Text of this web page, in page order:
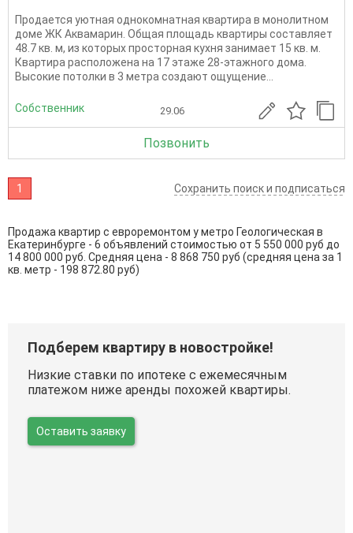
Продается уютная однокомнатная квартира в монолитном
доме ЖК Аквамарин. Общая площадь квартиры составляет
48.7 кв. м, из которых просторная кухня занимает 15 кв. м.
Квартира расположена на 17 этаже 28-этажного дома.
Высокие потолки в 3 метра создают ощущение...
Собственник 29.06
Позвонить
1 Сохранить поиск и подписаться
Продажа квартир с евроремонтом у метро Геологическая в
Екатеринбурге - 6 объявлений стоимостью от 5 550 000 руб до
14 800 000 руб. Средняя цена - 8 868 750 руб (средняя цена за 1
кв. метр - 198 872.80 руб)
Подберем квартиру в новостройке!
Низкие ставки по ипотеке с ежемесячным
платежом ниже аренды похожей квартиры.
Оставить заявку